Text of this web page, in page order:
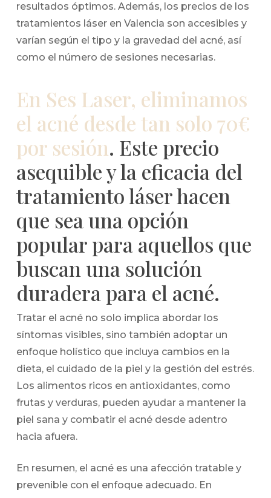
resultados óptimos. Además, los precios de los
tratamientos láser en Valencia son accesibles y
varían según el tipo y la gravedad del acné, así
como el número de sesiones necesarias.
En Ses Laser, eliminamos
el acné desde tan solo 70€
por sesión. Este precio
asequible y la eficacia del
tratamiento láser hacen
que sea una opción
popular para aquellos que
buscan una solución
duradera para el acné.
Tratar el acné no solo implica abordar los
síntomas visibles, sino también adoptar un
enfoque holístico que incluya cambios en la
dieta, el cuidado de la piel y la gestión del estrés.
Los alimentos ricos en antioxidantes, como
frutas y verduras, pueden ayudar a mantener la
piel sana y combatir el acné desde adentro
hacia afuera.
En resumen, el acné es una afección tratable y
prevenible con el enfoque adecuado. En